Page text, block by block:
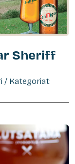
Sheriff
/ Kategoriat: